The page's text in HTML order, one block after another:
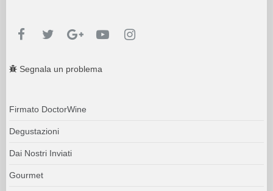
Segnala un problema
Firmato DoctorWine
Degustazioni
Dai Nostri Inviati
Gourmet